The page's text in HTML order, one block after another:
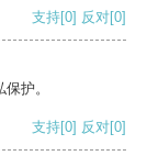
支持[0] 反对[0]
护。
支持[0] 反对[0]